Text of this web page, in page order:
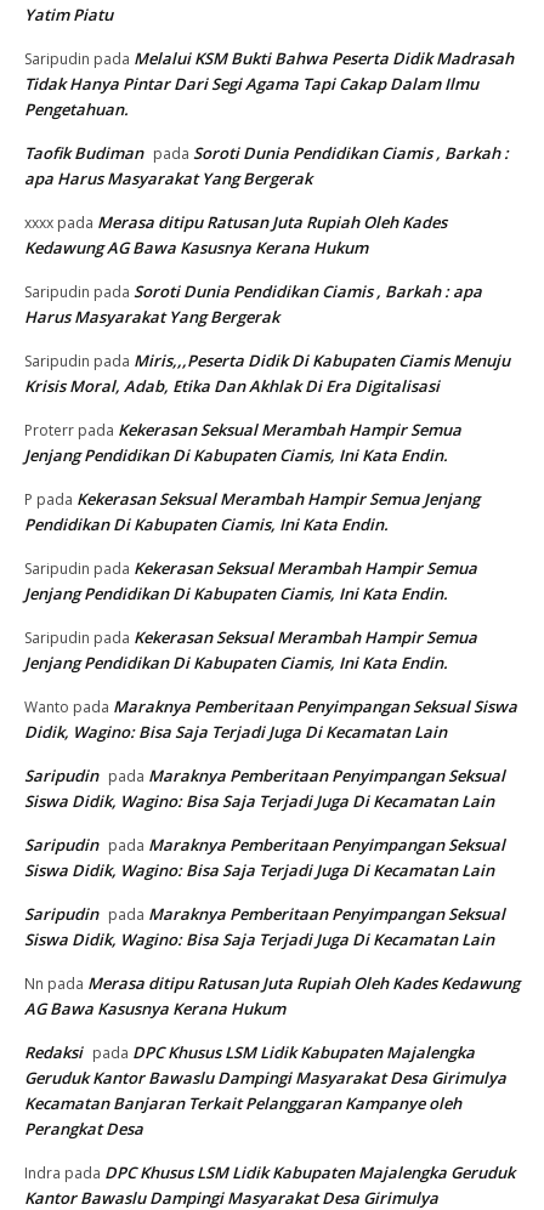
Yatim Piatu
Saripudin pada Melalui KSM Bukti Bahwa Peserta Didik Madrasah
Tidak Hanya Pintar Dari Segi Agama Tapi Cakap Dalam Ilmu
Pengetahuan.
Taofik Budiman pada Soroti Dunia Pendidikan Ciamis , Barkah :
apa Harus Masyarakat Yang Bergerak
xxxx pada Merasa ditipu Ratusan Juta Rupiah Oleh Kades
Kedawung AG Bawa Kasusnya Kerana Hukum
Saripudin pada Soroti Dunia Pendidikan Ciamis , Barkah : apa
Harus Masyarakat Yang Bergerak
Saripudin pada Miris,,,Peserta Didik Di Kabupaten Ciamis Menuju
Krisis Moral, Adab, Etika Dan Akhlak Di Era Digitalisasi
Proterr pada Kekerasan Seksual Merambah Hampir Semua
Jenjang Pendidikan Di Kabupaten Ciamis, Ini Kata Endin.
P pada Kekerasan Seksual Merambah Hampir Semua Jenjang
Pendidikan Di Kabupaten Ciamis, Ini Kata Endin.
Saripudin pada Kekerasan Seksual Merambah Hampir Semua
Jenjang Pendidikan Di Kabupaten Ciamis, Ini Kata Endin.
Saripudin pada Kekerasan Seksual Merambah Hampir Semua
Jenjang Pendidikan Di Kabupaten Ciamis, Ini Kata Endin.
Wanto pada Maraknya Pemberitaan Penyimpangan Seksual Siswa
Didik, Wagino: Bisa Saja Terjadi Juga Di Kecamatan Lain
Saripudin pada Maraknya Pemberitaan Penyimpangan Seksual
Siswa Didik, Wagino: Bisa Saja Terjadi Juga Di Kecamatan Lain
Saripudin pada Maraknya Pemberitaan Penyimpangan Seksual
Siswa Didik, Wagino: Bisa Saja Terjadi Juga Di Kecamatan Lain
Saripudin pada Maraknya Pemberitaan Penyimpangan Seksual
Siswa Didik, Wagino: Bisa Saja Terjadi Juga Di Kecamatan Lain
Nn pada Merasa ditipu Ratusan Juta Rupiah Oleh Kades Kedawung
AG Bawa Kasusnya Kerana Hukum
Redaksi pada DPC Khusus LSM Lidik Kabupaten Majalengka
Geruduk Kantor Bawaslu Dampingi Masyarakat Desa Girimulya
Kecamatan Banjaran Terkait Pelanggaran Kampanye oleh
Perangkat Desa
Indra pada DPC Khusus LSM Lidik Kabupaten Majalengka Geruduk
Kantor Bawaslu Dampingi Masyarakat Desa Girimulya